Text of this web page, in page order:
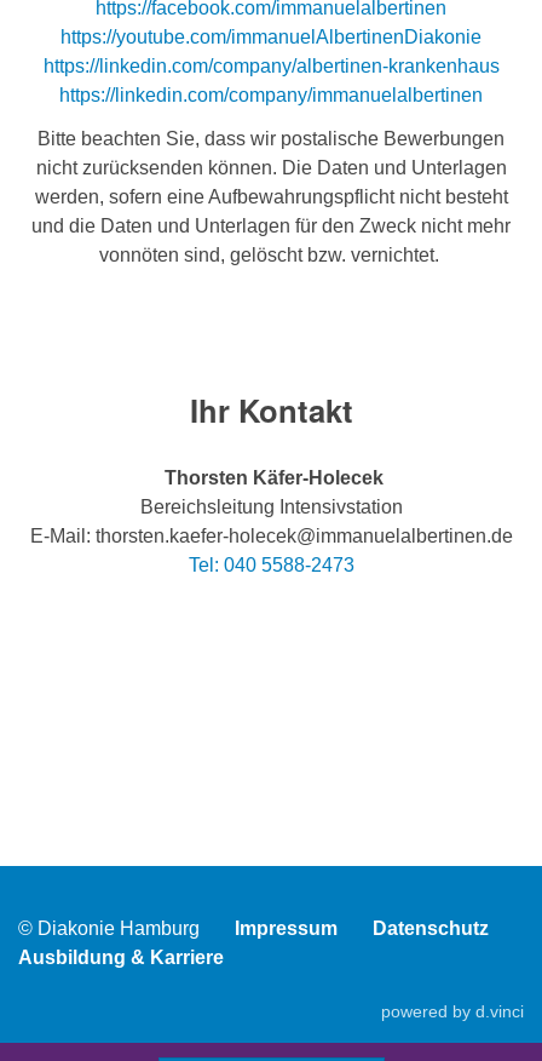
https://facebook.com/immanuelalbertinen
https://youtube.com/immanuelAlbertinenDiakonie
https://linkedin.com/company/albertinen-krankenhaus
https://linkedin.com/company/immanuelalbertinen
Bitte beachten Sie, dass wir postalische Bewerbungen
nicht zurücksenden können. Die Daten und Unterlagen
werden, sofern eine Aufbewahrungspflicht nicht besteht
und die Daten und Unterlagen für den Zweck nicht mehr
vonnöten sind, gelöscht bzw. vernichtet.
Ihr Kontakt
Thorsten Käfer-Holecek
Bereichsleitung Intensivstation
E-Mail: thorsten.kaefer-holecek@immanuelalbertinen.de
Tel: 040 5588-2473
© Diakonie Hamburg Impressum
Datenschutz
Ausbildung & Karriere
powered by d.vinci